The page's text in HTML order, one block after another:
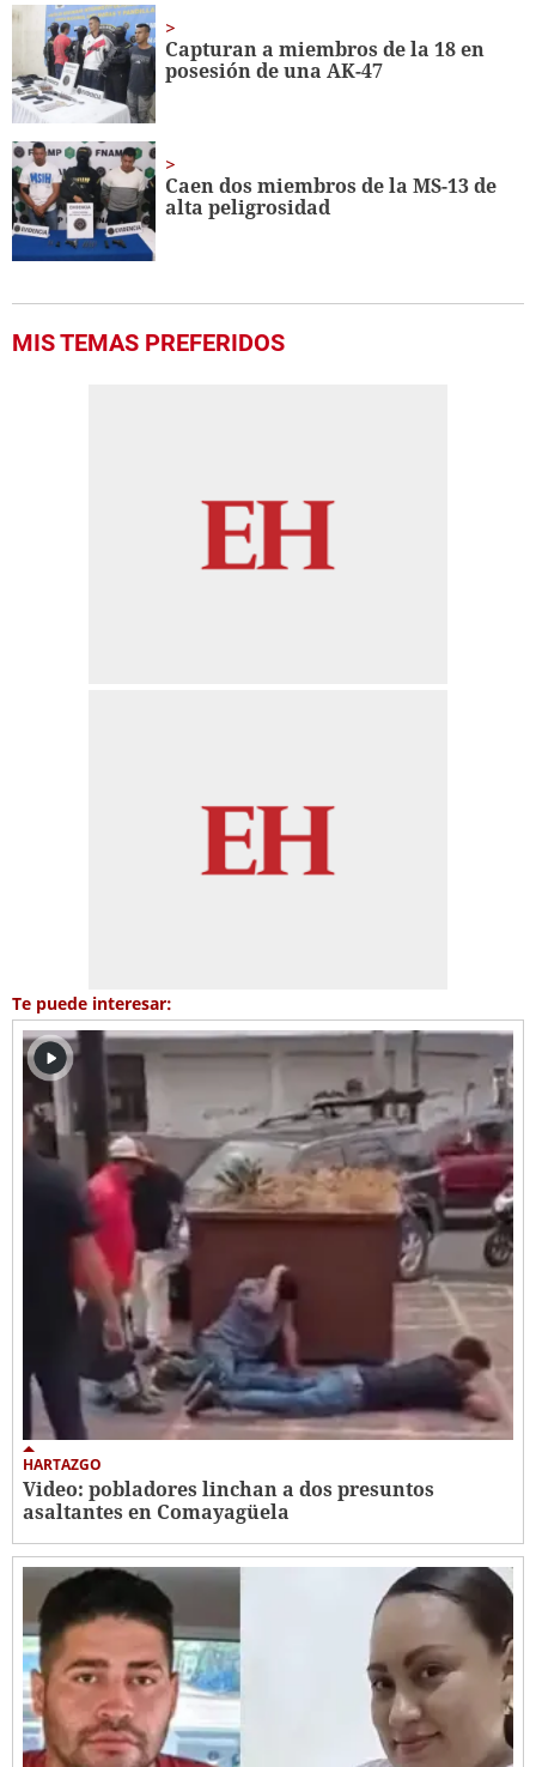
Capturan a miembros de la 18 en
posesión de una AK-47
Caen dos miembros de la MS-13 de
alta peligrosidad
MIS TEMAS PREFERIDOS
Te puede interesar:
HARTAZGO
Video: pobladores linchan a dos presuntos
asaltantes en Comayagüela